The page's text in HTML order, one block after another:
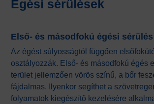
Égési sérülések
Első- és másodfokú égési sérülés
Az égést súlyosságtól függően
osztályozzák. Első- és másodfokú égés
terület jellemzően vörös színű, a bőr
fájdalmas. Ilyenkor segíthet a
folyamatok kiegészítő kezelésére